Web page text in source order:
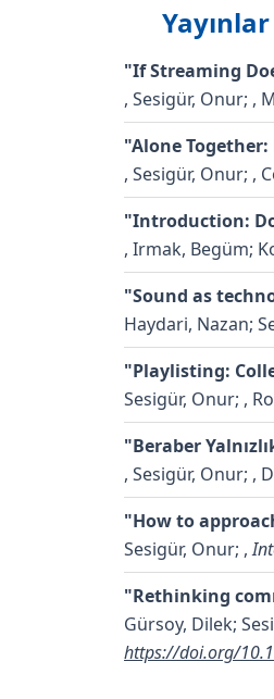
Yayınlar
"If Streaming
, Sesigür, Onur; ,
"Alone
, Sesigür, Onur; ,
"Introduction:
, Irmak, Begüm;
"Sound as
Haydari, Nazan;
"Playlisting:
Sesigür, Onur; ,
"Beraber
, Sesigür, Onur; ,
"How to
Sesigür, Onur; ,
"Rethinking
Gürsoy, Dilek;
https://doi.org/